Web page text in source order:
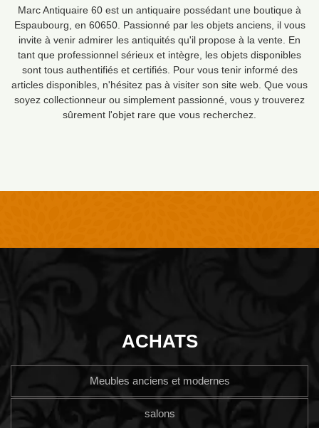
Marc Antiquaire 60 est un antiquaire possédant une boutique à
Espaubourg, en 60650. Passionné par les objets anciens, il vous
invite à venir admirer les antiquités qu'il propose à la vente. En
tant que professionnel sérieux et intègre, les objets disponibles
sont tous authentifiés et certifiés. Pour vous tenir informé des
articles disponibles, n'hésitez pas à visiter son site web. Que vous
soyez collectionneur ou simplement passionné, vous y trouverez
sûrement l'objet rare que vous recherchez.
ACHATS
Meubles anciens et modernes
salons